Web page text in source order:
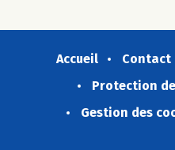
Accueil Contact
Protection
Gestion des